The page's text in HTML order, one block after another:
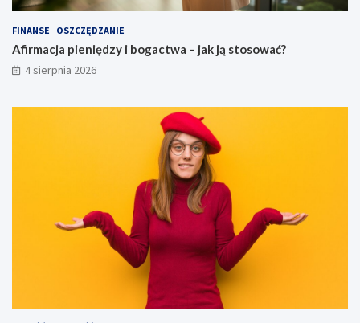
FINANSE OSZCZĘDZANIE
Afirmacja pieniędzy i bogactwa – jak ją stosować?
4 sierpnia 2026